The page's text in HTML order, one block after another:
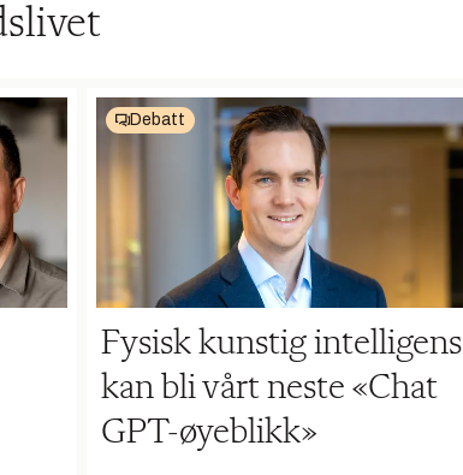
Debatt
Fysisk kunstig intelligens
kan bli vårt neste «Chat
GPT-øyeblikk»